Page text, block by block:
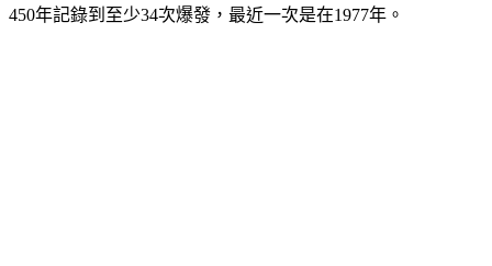
450年記錄到至少34次爆發，最近一次是在1977年。